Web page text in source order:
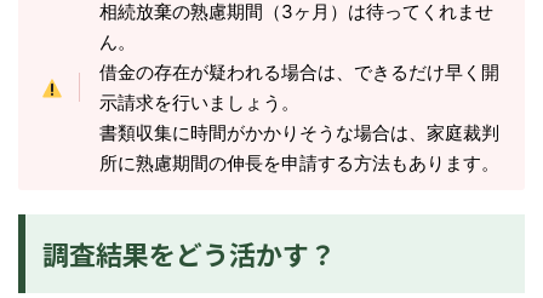
相続放棄の熟慮期間（3ヶ月）は待ってくれませ
ん。
借金の存在が疑われる場合は、できるだけ早く開
示請求を行いましょう。
書類収集に時間がかかりそうな場合は、家庭裁判
所に熟慮期間の伸長を申請する方法もあります。
調査結果をどう活かす？